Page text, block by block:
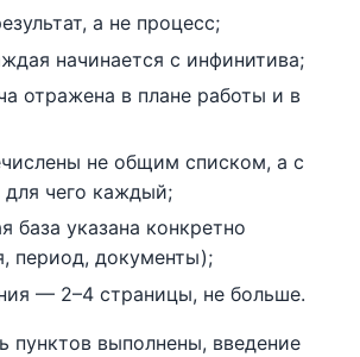
а не процесс;
начинается с инфинитива;
отражена в плане работы и в
не общим списком, а с
чего каждый;
база указана конкретно
период, документы);
— 2–4 страницы, не больше.
пунктов выполнены, введение